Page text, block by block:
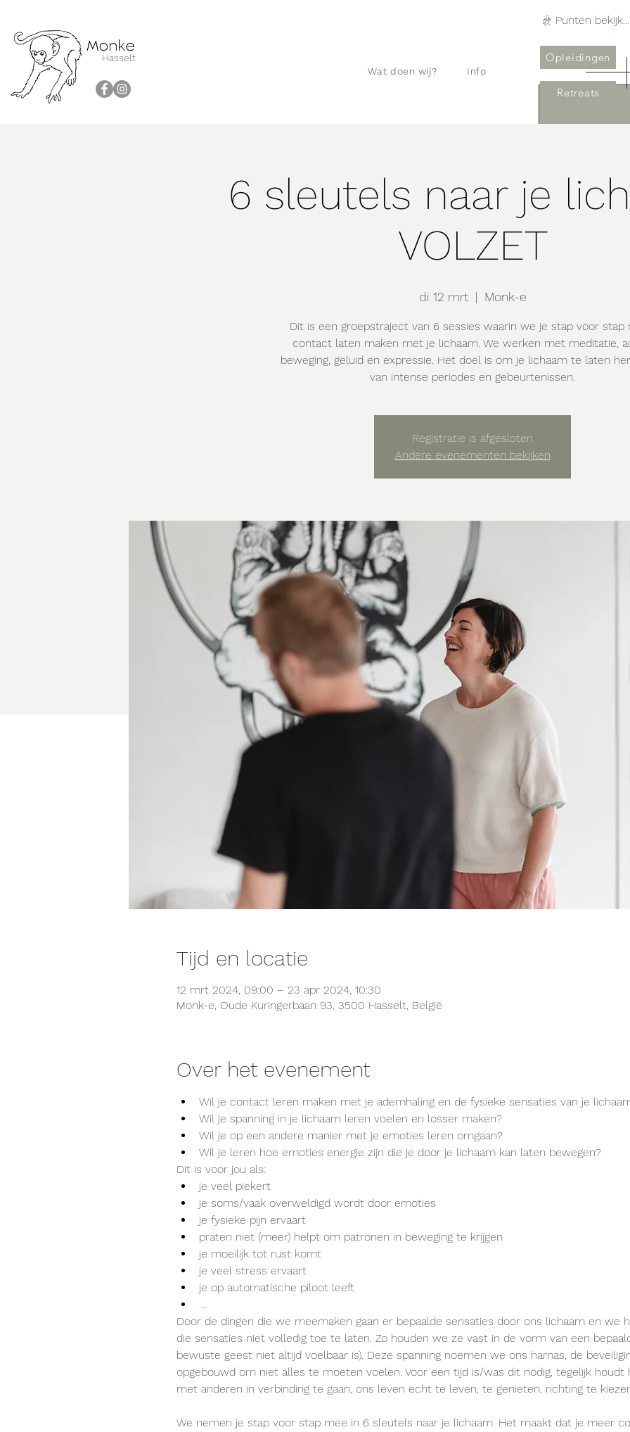
Hasselt
Wat doen wij?
Info
Opleidingen
Retreats
Punten bekijken
6 sleutels naar je
VOLZET
di 12 mrt
  |
Monk-e
Dit is een groepstraject van 6 sessies waarin we je stap voor stap
contact laten maken met je lichaam. We werken met meditatie,
beweging, geluid en expressie. Het doel is om je lichaam te laten
van intense periodes en gebeurtenissen.
Registratie is afgesloten
Andere evenementen bekijken
Tijd en locatie
12 mrt 2024, 09:00 – 23 apr 2024, 10:30
Monk-e, Oude Kuringerbaan 93, 3500 Hasselt, België
Over het evenement
Wil je contact leren maken met je ademhaling en de fysieke sensaties van je
Wil je spanning in je lichaam leren voelen en losser maken?
Wil je op een andere manier met je emoties leren omgaan?
Wil je leren hoe emoties energie zijn die je door je lichaam kan laten bewegen?
Dit is voor jou als:
je veel piekert
je soms/vaak overweldigd wordt door emoties
je fysieke pijn ervaart
praten niet (meer) helpt om patronen in beweging te krijgen
je moeilijk tot rust komt
je veel stress ervaart
je op automatische piloot leeft
...
Door de dingen die we meemaken gaan er bepaalde sensaties door ons lichaam en we
die sensaties niet volledig toe te laten. Zo houden we ze vast in de vorm van een
bewuste geest niet altijd voelbaar is). Deze spanning noemen we ons harnas, de
opgebouwd om niet alles te moeten voelen. Voor een tijd is/was dit nodig, tegelijk
met anderen in verbinding te gaan, ons leven echt te leven, te genieten, richting te
We nemen je stap voor stap mee in 6 sleutels naar je lichaam. Het maakt dat je meer